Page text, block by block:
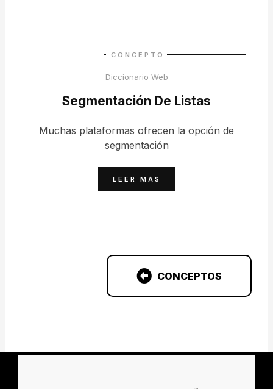
CONCEPTO
Diccionario Web
Segmentación De Listas
Muchas plataformas ofrecen la opción de
segmentación
LEER MÁS
CONCEPTOS